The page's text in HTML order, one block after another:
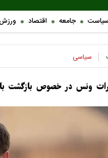
جامعه اقتصاد
سیاسی
ونس در خصوص بازگشت